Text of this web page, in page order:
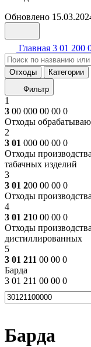
Обновлено
Главная 3 01 200
Отходы
Категории
Фильтр
1
3 00 000 00 00 0
Отходы
2
3 01 000 00 00 0
Отходы
табачных изделий
3
3 01 200 00 00 0
Отходы
4
3 01 210 00 00 0
Отходы
дистиллированных
5
3 01 211 00 00 0
Барда
3 01 211 00 00 0
Барда